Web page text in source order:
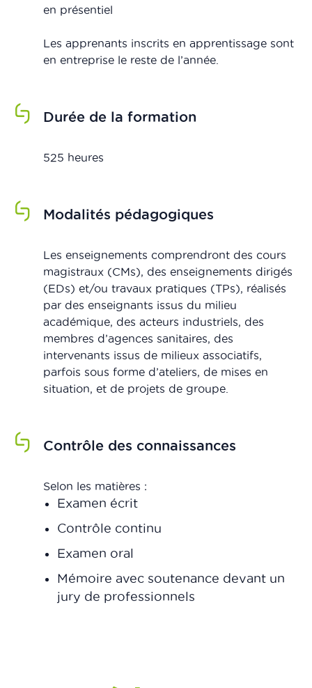
en présentiel
Les apprenants inscrits en apprentissage sont
en entreprise le reste de l’année.
Durée de la formation
525 heures
Modalités pédagogiques
Les enseignements comprendront des cours
magistraux (CMs), des enseignements dirigés
(EDs) et/ou travaux pratiques (TPs), réalisés
par des enseignants issus du milieu
académique, des acteurs industriels, des
membres d’agences sanitaires, des
intervenants issus de milieux associatifs,
parfois sous forme d’ateliers, de mises en
situation, et de projets de groupe.
Contrôle des connaissances
Selon les matières :
Examen écrit
Contrôle continu
Examen oral
Mémoire avec soutenance devant un
jury de professionnels